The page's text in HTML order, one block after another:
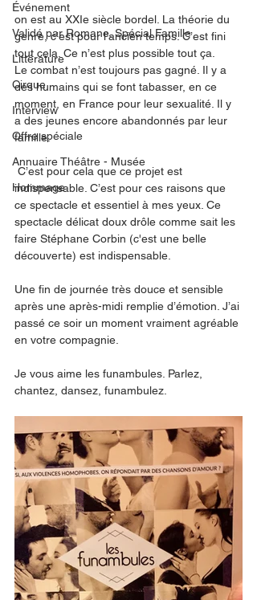
Événement
Validé par Romane. Spécial Famille
Littérature
Cirque
Interview
Offre spéciale
Annuaire Théâtre - Musée
Hommage
on est au XXIe siècle bordel. La théorie du
genre, c’est pour l’ancien temps. C’est fini
tout cela. Ce n’est plus possible tout ça.
Le combat n’est toujours pas gagné. Il y a
des humains qui se font tabasser, en ce
moment, en France pour leur sexualité. Il y
a des jeunes encore abandonnés par leur
famille.
indispensable. C’est pour ces raisons que
ce spectacle et essentiel à mes yeux. Ce
spectacle délicat doux drôle comme sait les
faire Stéphane Corbin (c'est une belle
découverte) est indispensable.
Une fin de journée très douce et sensible
après une après-midi remplie d’émotion. J’ai
passé ce soir un moment vraiment agréable
en votre compagnie.
Je vous aime les funambules. Parlez,
chantez, dansez, funambulez.